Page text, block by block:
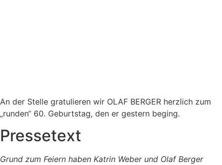
An der Stelle gratulieren wir OLAF BERGER herzlich zum
„runden“ 60. Geburtstag, den er gestern beging.
Pressetext
Grund zum Feiern haben Katrin Weber und Olaf Berger